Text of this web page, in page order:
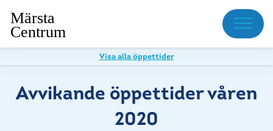
Meny
Visa alla öppettider
Avvikande öppettider våren
2020